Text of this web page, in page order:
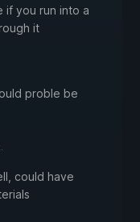
if you run into a
it
proble be
could have